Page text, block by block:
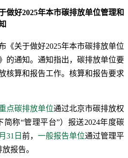
做好2025年本市碳排放单位管理和
《关于做好2025年本市碳排放单位
的通知。通知指出，碳排放单位要
核算和报告工作。核算和报告要求
点碳排放单位通过北京市碳排放权
简称“管理平台”）报送2024年度碳
31日 前， 一般报告单位通过管理平
报告。